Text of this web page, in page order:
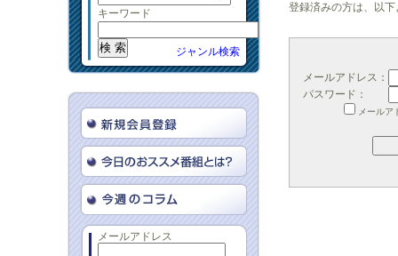
キーワード
ジャンル検索
メールアドレス
登録済みの方は、以
メールアドレス：
パスワード：
メールア